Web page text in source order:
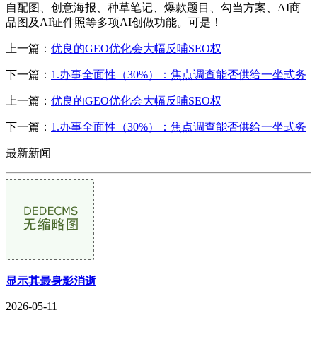
自配图、创意海报、种草笔记、爆款题目、勾当方案、AI商
品图及AI证件照等多项AI创做功能。可是！
上一篇： 优良的GEO优化会大幅反哺SEO权
下一篇： 1.办事全面性（30%）：焦点调查能否供给一坐式务
上一篇： 优良的GEO优化会大幅反哺SEO权
下一篇： 1.办事全面性（30%）：焦点调查能否供给一坐式务
最新新闻
显示其最身影消逝
2026-05-11